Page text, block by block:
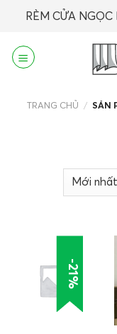
content
RÈM CỬA
TRANG CHỦ / SẢN
-21%